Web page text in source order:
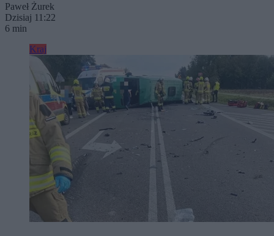
Paweł Żurek
Dzisiaj 11:22
6 min
Kraj